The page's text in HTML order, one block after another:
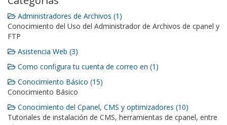
Administradores de Archivos (1)
Conocimiento del Uso del Administrador de Archivos de cpanel y
FTP
Asistencia Web (3)
Como configura tu cuenta de correo en (1)
Conocimiento Básico (15)
Conocimiento Básico
Conocimiento del Cpanel, CMS y optimizadores (10)
Tutoriales de instalación de CMS, herramientas de cpanel, entre